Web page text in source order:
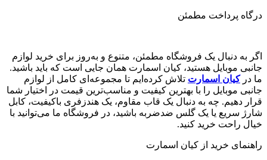
درگاه پرداخت مطمئن
اگر به دنبال یک فروشگاه مطمئن، متنوع و به‌روز برای خرید لوازم
جانبی موبایل هستید، کیان اسمارت همان جایی است که باید باشید.
ما درکیان اسمارت تلاش کرده‌ایم تا مجموعه‌ای کامل از لوازم
جانبی موبایل را با بهترین کیفیت و مناسب‌ترین قیمت در اختیار شما
قرار دهیم. چه به دنبال یک قاب مقاوم، یک هندزفری باکیفیت، کابل
شارژ سریع یا یک گلس ضدضربه باشید، در فروشگاه ما می‌توانید با
خیال راحت خرید کنید.
راهنمای خرید از کیان اسمارت